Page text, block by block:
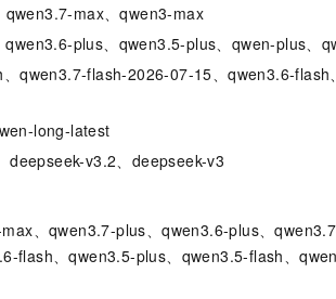
max、qwen3-max
plus、qwen3.5-plus、qwen-plus、
qwen3.7-flash-2026-07-15、qwen3.6-flash
long-latest
deepseek-v3.2、deepseek-v3
max、qwen3.7-plus、qwen3.6-plus、
flash、qwen3.5-plus、qwen3.5-flash、